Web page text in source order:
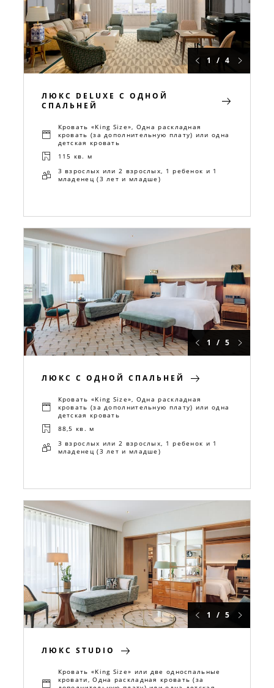
1 / 4
ЛЮКС DELUXE С ОДНОЙ
СПАЛЬНЕЙ
Кровать «King Size», Одна раскладная
кровать (за дополнительную плату) или одна
детская кровать
115 кв. м
3 взрослых или 2 взрослых, 1 ребенок и 1
младенец (3 лет и младше)
1 / 5
ЛЮКС С ОДНОЙ СПАЛЬНЕЙ
Кровать «King Size», Одна раскладная
кровать (за дополнительную плату) или одна
детская кровать
88,5 кв. м
3 взрослых или 2 взрослых, 1 ребенок и 1
младенец (3 лет и младше)
1 / 5
ЛЮКС STUDIO
Кровать «King Size» или две односпальные
кровати, Одна раскладная кровать (за